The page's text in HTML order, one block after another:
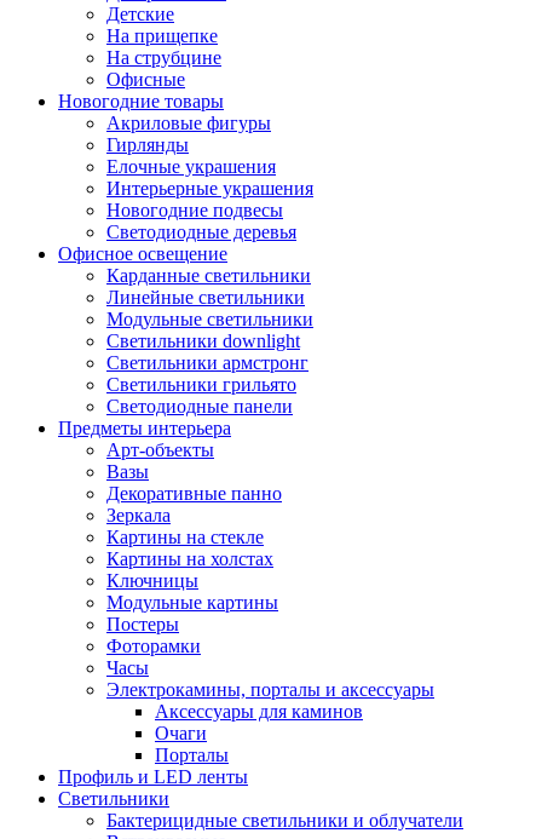
Детские
На прищепке
На струбцине
Офисные
Новогодние товары
Акриловые фигуры
Гирлянды
Елочные украшения
Интерьерные украшения
Новогодние подвесы
Светодиодные деревья
Офисное освещение
Карданные светильники
Линейные светильники
Модульные светильники
Светильники downlight
Светильники армстронг
Светильники грильято
Светодиодные панели
Предметы интерьера
Арт-объекты
Вазы
Декоративные панно
Зеркала
Картины на стекле
Картины на холстах
Ключницы
Модульные картины
Постеры
Фоторамки
Часы
Электрокамины, порталы и аксессуары
Аксессуары для каминов
Очаги
Порталы
Профиль и LED ленты
Светильники
Бактерицидные светильники и облучатели